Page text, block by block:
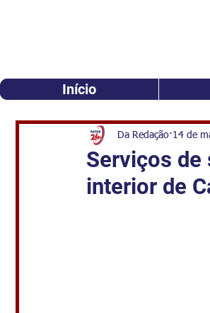
Início
Serviços de
interior de
Da Redação 14 de